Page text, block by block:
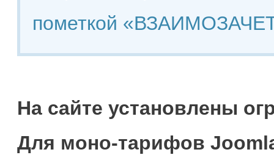
пометкой
На сайте установлены
Для моно-тарифов